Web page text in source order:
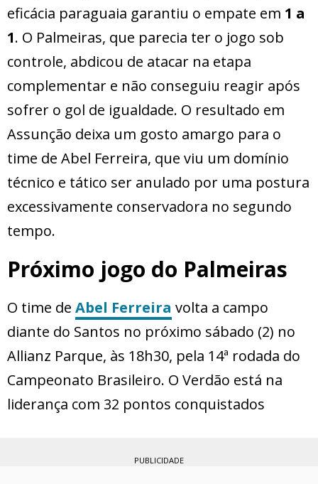
eficácia paraguaia garantiu o empate em 1 a
1. O Palmeiras, que parecia ter o jogo sob
controle, abdicou de atacar na etapa
complementar e não conseguiu reagir após
sofrer o gol de igualdade. O resultado em
Assunção deixa um gosto amargo para o
time de Abel Ferreira, que viu um domínio
técnico e tático ser anulado por uma postura
excessivamente conservadora no segundo
tempo.
Próximo jogo do Palmeiras
O time de Abel Ferreira volta a campo
diante do Santos no próximo sábado (2) no
Allianz Parque, às 18h30, pela 14ª rodada do
Campeonato Brasileiro. O Verdão está na
liderança com 32 pontos conquistados
PUBLICIDADE